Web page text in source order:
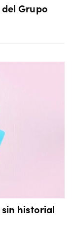
Grupo
historial